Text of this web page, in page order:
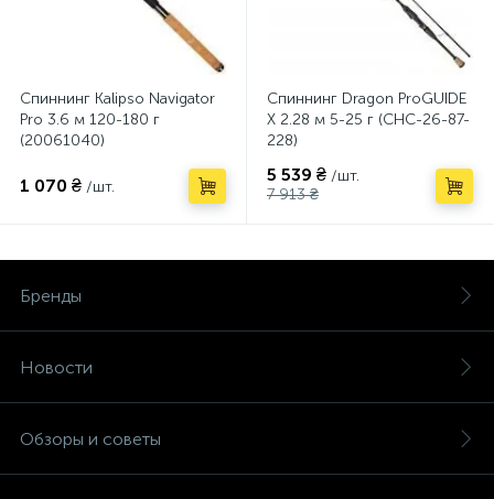
Спиннинг Kalipso Navigator
Pro 3.6 м 120-180 г
(20061040)
1 070 ₴ /шт.
Спиннинг Dragon ProGUIDE
X 2.28 м 5-25 г (CHC-26-87-
228)
5 539 ₴ /шт.
7 913 ₴
Бренды
Новости
Обзоры и советы